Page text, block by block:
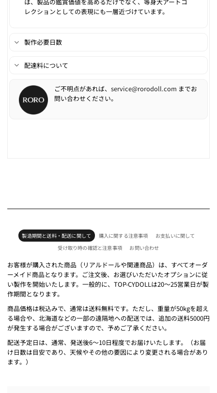
は、製品の鑑賞価値を高めるだけでなく、等身大アートコ
レクションとしての表現にも一層近づけています。
製作必要日数
配達料について
ご不明点があれば、 service@rorodoll.com までお
問い合わせください。
製造期間と送料・配送に関して 購入に関する注意事項
お支払いに関して
受け取り時の確認と注意事項
お問い合わせ
お客様が購入された商品（リアルドールや関連商品）は、すべてオーダ
ーメイド商品となります。ご注文後、お選びいただいたオプションに従
い製作を開始いたします。一般的に、TOP-CYDOLLは20～25営業日が製
作期間となります。
商品価格は税込みで、通常は送料無料です。ただし、重量が50kgを超え
る場合や、北海道などの一部の遠隔地への配送では、追加の送料5000円
が発生する場合がございますので、予めご了承ください。
配送予定日は、通常、発送後6～10日程度でお届けいたします。（お届
け日数は目安であり、天候やその他の要因により変更される場合があり
ます。）